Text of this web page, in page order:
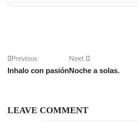
Previous
Inhalo con pasión
Next
Noche a solas.
LEAVE COMMENT